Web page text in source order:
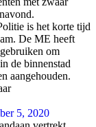
is het korte tijd
De ME heeft
om
de binnenstad
aangehouden.
5, 2020